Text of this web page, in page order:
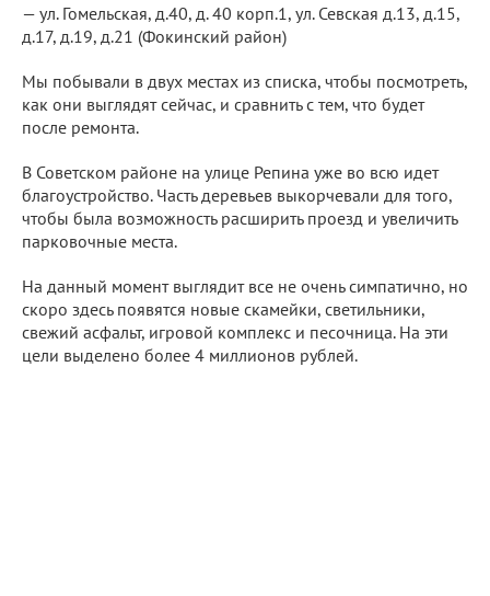
— ул. Гомельская, д.40, д. 40 корп.1, ул. Севская д.13, д.15,
д.17, д.19, д.21 (Фокинский район)
Мы побывали в двух местах из списка, чтобы посмотреть,
как они выглядят сейчас, и сравнить с тем, что будет
после ремонта.
В Советском районе на улице Репина уже во всю идет
благоустройство. Часть деревьев выкорчевали для того,
чтобы была возможность расширить проезд и увеличить
парковочные места.
На данный момент выглядит все не очень симпатично, но
скоро здесь появятся новые скамейки, светильники,
свежий асфальт, игровой комплекс и песочница. На эти
цели выделено более 4 миллионов рублей.